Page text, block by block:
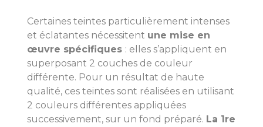
Certaines teintes particulièrement intenses
et éclatantes nécessitent une mise en
œuvre spécifiques : elles s’appliquent en
superposant 2 couches de couleur
différente. Pour un résultat de haute
qualité, ces teintes sont réalisées en utilisant
2 couleurs différentes appliquées
successivement, sur un fond préparé. La 1re